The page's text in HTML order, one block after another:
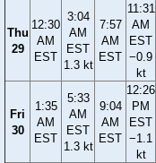
Thu
29
12:30
AM
EST
3:04
AM
EST
1.3 kt
7:57
AM
EST
11:31
AM
EST
−0.9
kt
Fri
30
1:35
AM
EST
5:33
AM
EST
1.3 kt
9:04
AM
EST
12:26
PM
EST
−1.1
kt